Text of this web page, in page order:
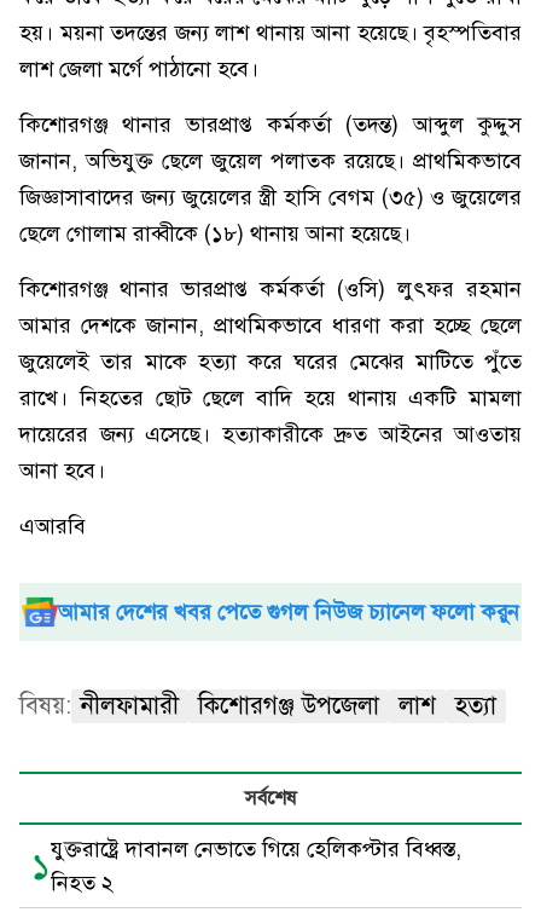
হয়। ময়না তদন্তের জন্য লাশ থানায় আনা হয়েছে। বৃহস্পতিবার
লাশ জেলা মর্গে পাঠানো হবে।
কিশোরগঞ্জ থানার ভারপ্রাপ্ত কর্মকর্তা (তদন্ত) আব্দুল কুদ্দুস
জানান, অভিযুক্ত ছেলে জুয়েল পলাতক রয়েছে। প্রাথমিকভাবে
জিজ্ঞাসাবাদের জন্য জুয়েলের স্ত্রী হাসি বেগম (৩৫) ও জুয়েলের
ছেলে গোলাম রাব্বীকে (১৮) থানায় আনা হয়েছে।
কিশোরগঞ্জ থানার ভারপ্রাপ্ত কর্মকর্তা (ওসি) লুৎফর রহমান
আমার দেশকে জানান, প্রাথমিকভাবে ধারণা করা হচ্ছে ছেলে
জুয়েলেই তার মাকে হত্যা করে ঘরের মেঝের মাটিতে পুঁতে
রাখে। নিহতের ছোট ছেলে বাদি হয়ে থানায় একটি মামলা
দায়েরের জন্য এসেছে। হত্যাকারীকে দ্রুত আইনের আওতায়
আনা হবে।
এআরবি
আমার দেশের খবর পেতে গুগল নিউজ চ্যানেল ফলো করুন
বিষয়: নীলফামারী কিশোরগঞ্জ উপজেলা লাশ হত্যা
সর্বশেষ
১যুক্তরাষ্ট্রে দাবানল নেভাতে গিয়ে হেলিকপ্টার বিধ্বস্ত,
নিহত ২